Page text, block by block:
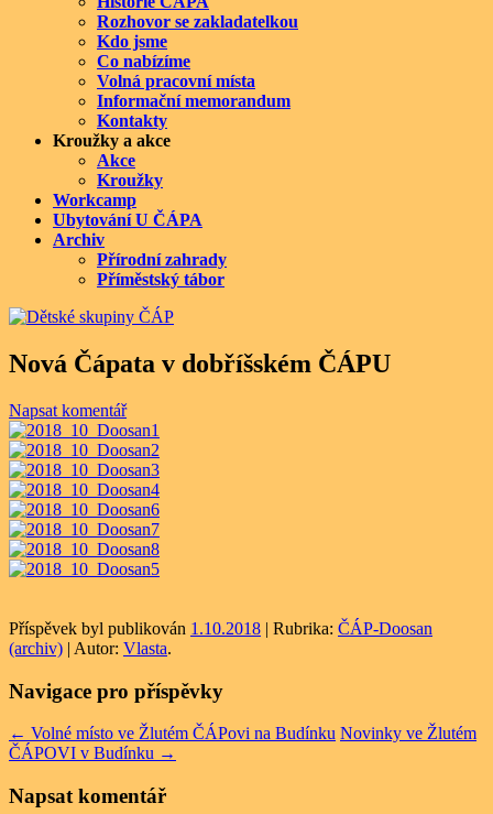
Rozhovor se zakladatelkou
Kdo jsme
Co nabízíme
Volná pracovní místa
Informační memorandum
Kontakty
Kroužky a akce
Akce
Kroužky
Workcamp
Ubytování U ČÁPA
Archiv
Přírodní zahrady
Příměstský tábor
Nová Čápata v dobříšském ČÁPU
Napsat komentář
Příspěvek byl publikován 1.10.2018 | Rubrika: ČÁP-Doosan
(archiv) | Autor: Vlasta.
Navigace pro příspěvky
← Volné místo ve Žlutém ČÁPovi na Budínku Novinky ve Žlutém
ČÁPOVI v Budínku →
Napsat komentář